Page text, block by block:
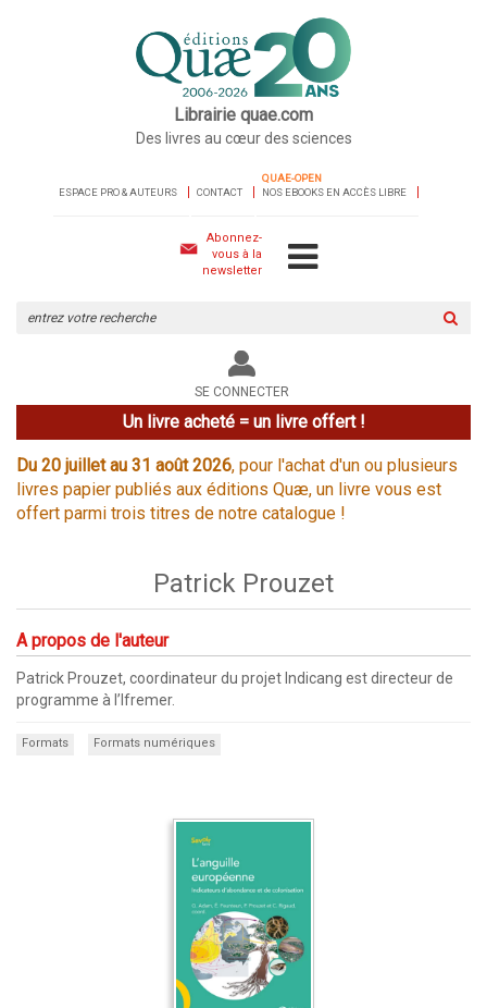
Librairie quae.com
Des livres au cœur des sciences
ESPACE PRO & AUTEURS CONTACT
QUAE-OPEN
NOS EBOOKS EN ACCÈS LIBRE
Abonnez-
vous à la
newsletter
le
site
SE CONNECTER
Un livre acheté = un livre offert !
Du 20 juillet au 31 août 2026, pour l'achat d'un ou plusieurs
livres papier publiés aux éditions Quæ, un livre vous est
offert parmi trois titres de notre catalogue !
Patrick Prouzet
A propos de l'auteur
Patrick Prouzet, coordinateur du projet Indicang est directeur de
programme à l’Ifremer.
Formats Formats numériques